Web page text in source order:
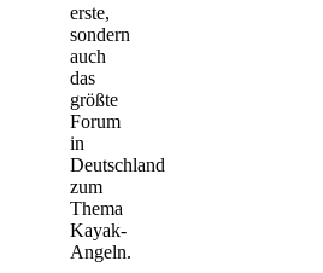
erste,
sondern
auch
das
größte
Forum
in
Deutschland
zum
Thema
Kayak-
Angeln.